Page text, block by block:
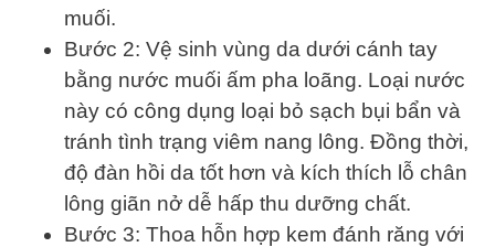
muối.
Bước 2: Vệ sinh vùng da dưới cánh tay
bằng nước muối ấm pha loãng. Loại nước
này có công dụng loại bỏ sạch bụi bẩn và
tránh tình trạng viêm nang lông. Đồng thời,
độ đàn hồi da tốt hơn và kích thích lỗ chân
lông giãn nở dễ hấp thu dưỡng chất.
Bước 3: Thoa hỗn hợp kem đánh răng với